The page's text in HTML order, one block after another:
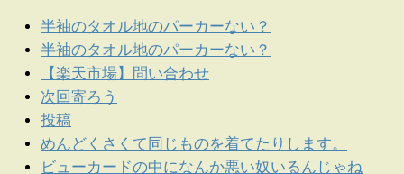
半袖のタオル地のパーカーない？
半袖のタオル地のパーカーない？
【楽天市場】問い合わせ
次回寄ろう
投稿
めんどくさくて同じものを着てたりします。
ビューカードの中になんか悪い奴いるんじゃね